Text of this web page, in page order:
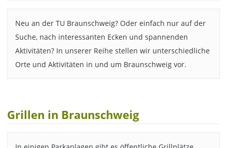
Neu an der TU Braunschweig? Oder einfach nur auf der
Suche, nach interessanten Ecken und spannenden
Aktivitäten? In unserer Reihe stellen wir unterschiedliche
Orte und Aktivitäten in und um Braunschweig vor.
Grillen in Braunschweig